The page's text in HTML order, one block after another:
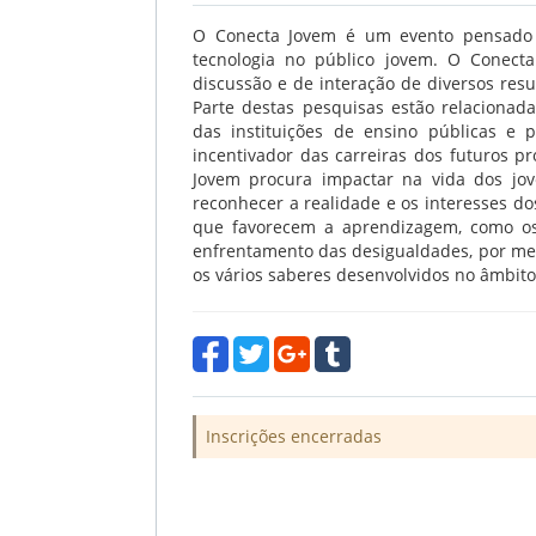
O Conecta Jovem é um evento
tecnologia no público jovem. O
discussão e de interação de diversos
Parte destas pesquisas estão
das instituições de ensino públicas e
incentivador das carreiras dos futuros
Jovem procura impactar na vida dos
reconhecer a realidade e os interesses
que favorecem a aprendizagem, como
enfrentamento das desigualdades, por
os vários saberes desenvolvidos no
Inscrições encerradas